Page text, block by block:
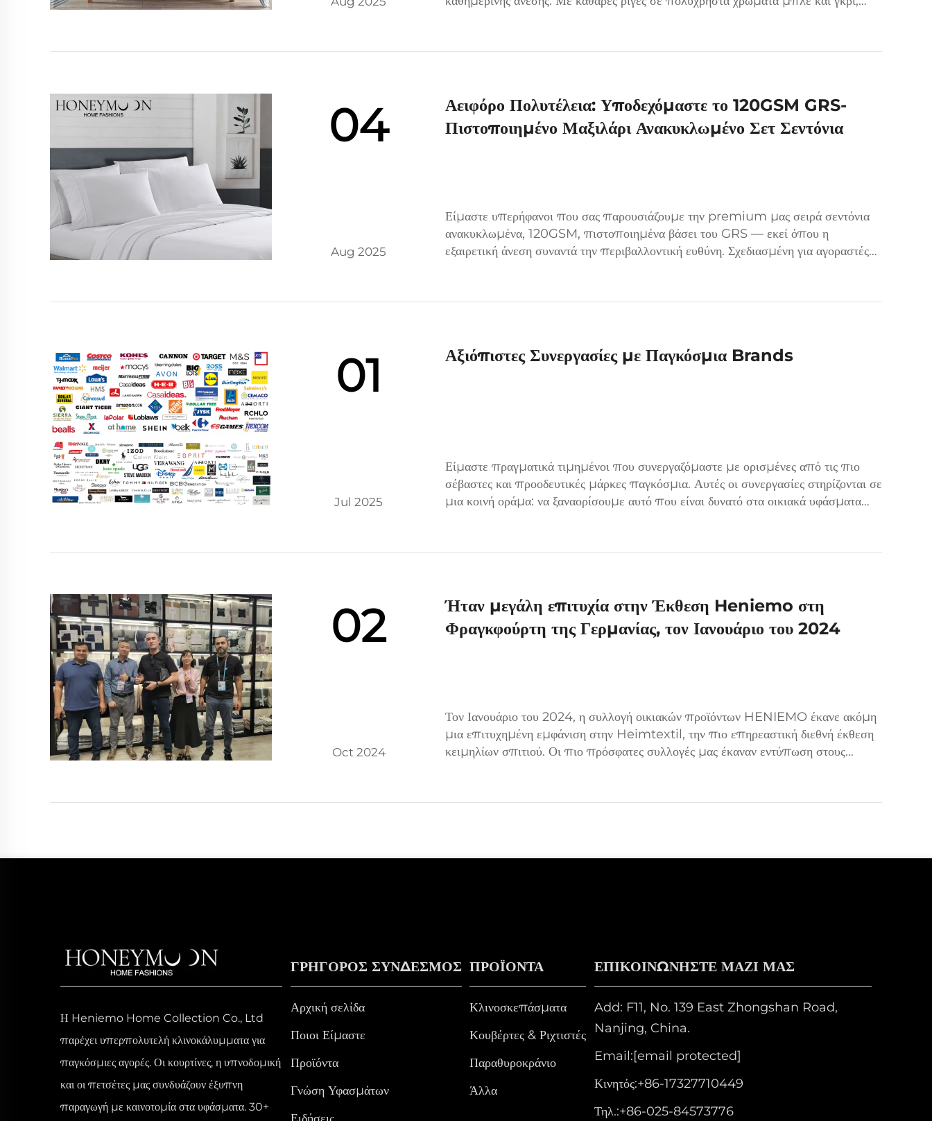
04
Aug 2025
Αειφόρο Πολυτέλεια: Υποδεχόμαστε το 120GSM GRS-
Πιστοποιημένο Μαξιλάρι Ανακυκλωμένο Σετ Σεντόνια
Είμαστε υπερήφανοι που σας παρουσιάζουμε την premium μας σειρά σεντόνια
ανακυκλωμένα, 120GSM, πιστοποιημένα βάσει του GRS — εκεί όπου η
εξαιρετική άνεση συναντά την περιβαλλοντική ευθύνη. Σχεδιασμένη για αγοραστές
01
Jul 2025
Αξιόπιστες Συνεργασίες με Παγκόσμια Brands
Είμαστε πραγματικά τιμημένοι που συνεργαζόμαστε με ορισμένες από τις πιο
σέβαστες και προοδευτικές μάρκες παγκόσμια. Αυτές οι συνεργασίες στηρίζονται σε
μια κοινή οράμα: να ξαναορίσουμε αυτό που είναι δυνατό στα οικιακά υφάσματα
02
Oct 2024
Ήταν μεγάλη επιτυχία στην Έκθεση Heniemo στη
Φραγκφούρτη της Γερμανίας, τον Ιανουάριο του 2024
Τον Ιανουάριο του 2024, η συλλογή οικιακών προϊόντων HENIEMO έκανε ακόμη
μια επιτυχημένη εμφάνιση στην Heimtextil, την πιο επηρεαστική διεθνή έκθεση
κειμηλίων σπιτιού. Οι πιο πρόσφατες συλλογές μας έκαναν εντύπωση στους
Η Heniemo Home Collection Co., Ltd
παρέχει υπερπολυτελή κλινοκάλυμματα για
παγκόσμιες αγορές. Οι κουρτίνες, η υπνοδομική
και οι πετσέτες μας συνδυάζουν έξυπνη
παραγωγή με καινοτομία στα υφάσματα. 30+
ΓΡΗΓΟΡΟΣ ΣΥΝΔΕΣΜΟΣ
Αρχική σελίδα
Ποιοι Είμαστε
Προϊόντα
Γνώση Υφασμάτων
ΠΡΟΪΌΝΤΑ
Κλινοσκεπάσματα
Κουβέρτες & Ριχτιστές
Παραθυροκράνιο
Άλλα
ΕΠΙΚΟΙΝΩΝΗΣΤΕ ΜΑΖΙ ΜΑΣ
Add: F11, No. 139 East Zhongshan Road,
Nanjing, China.
Email:[email protected]
Κινητός:+86-17327710449
Τηλ.:+86-025-84573776